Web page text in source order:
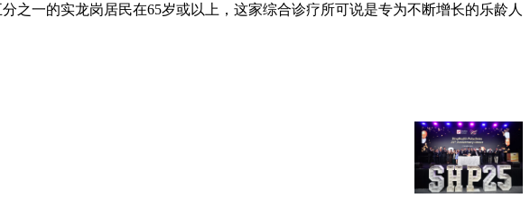
之一的实龙岗居民在65岁或以上，这家综合诊疗所可说是专为不断增长的乐龄人